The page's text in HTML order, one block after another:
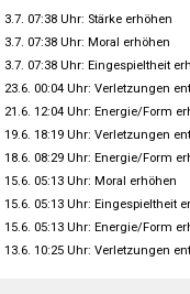
3.7. 07:38 Uhr: Stärke erhöhen
3.7. 07:38 Uhr: Moral erhöhen
3.7. 07:38 Uhr: Eingespieltheit
23.6. 00:04 Uhr: Verletzungen
21.6. 12:04 Uhr: Energie/Form
19.6. 18:19 Uhr: Verletzungen
18.6. 08:29 Uhr: Energie/Form
15.6. 05:13 Uhr: Moral erhöhen
15.6. 05:13 Uhr: Eingespieltheit
15.6. 05:13 Uhr: Energie/Form
13.6. 10:25 Uhr: Verletzungen